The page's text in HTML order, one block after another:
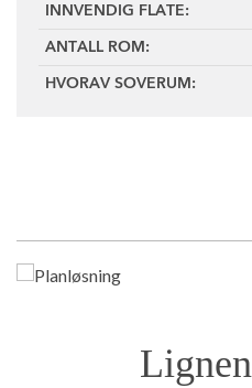
INNVENDIG FLATE:
ANTALL ROM:
HVORAV SOVERUM: